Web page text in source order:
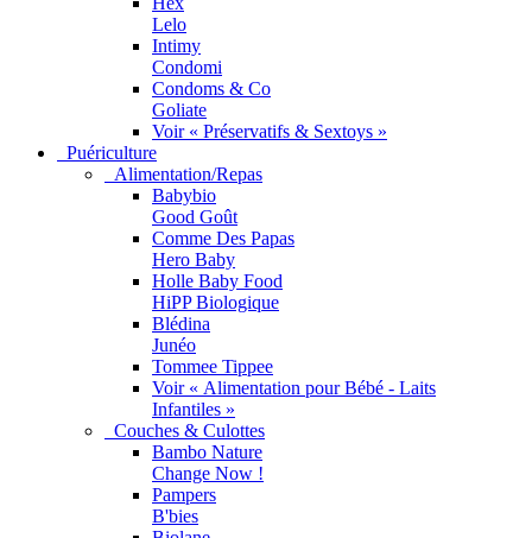
Lelo
Intimy
Condomi
Condoms & Co
Goliate
Voir « Préservatifs & Sextoys »
Puériculture
Alimentation/Repas
Babybio
Good Goût
Comme Des Papas
Hero Baby
Holle Baby Food
HiPP Biologique
Blédina
Junéo
Tommee Tippee
Voir « Alimentation pour Bébé - Laits
Infantiles »
Couches & Culottes
Bambo Nature
Change Now !
Pampers
B'bies